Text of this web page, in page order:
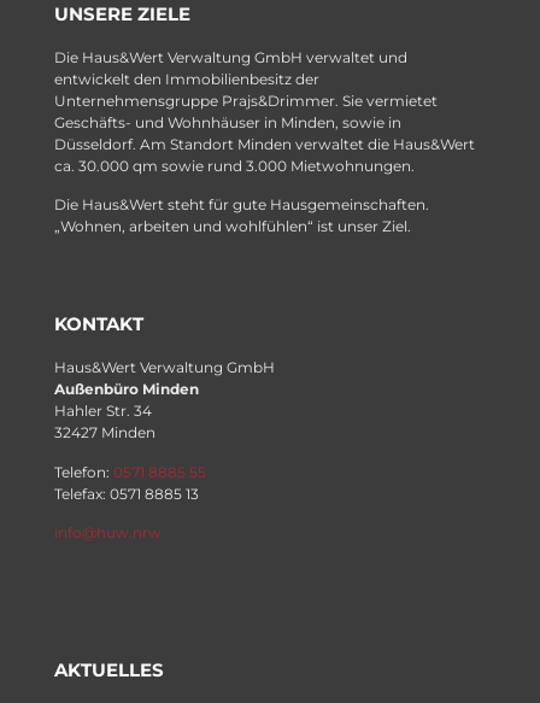
UNSERE ZIELE
Die Haus&Wert Verwaltung GmbH verwaltet und
entwickelt den Immobilienbesitz der
Unternehmensgruppe Prajs&Drimmer. Sie vermietet
Geschäfts- und Wohnhäuser in Minden, sowie in
Düsseldorf. Am Standort Minden verwaltet die Haus&Wert
ca. 30.000 qm sowie rund 3.000 Mietwohnungen.
Die Haus&Wert steht für gute Hausgemeinschaften.
„Wohnen, arbeiten und wohlfühlen“ ist unser Ziel.
KONTAKT
Haus&Wert Verwaltung GmbH
Außenbüro Minden
Hahler Str. 34
32427 Minden
Telefon: 0571 8885 55
Telefax: 0571 8885 13
info@huw.nrw
AKTUELLES